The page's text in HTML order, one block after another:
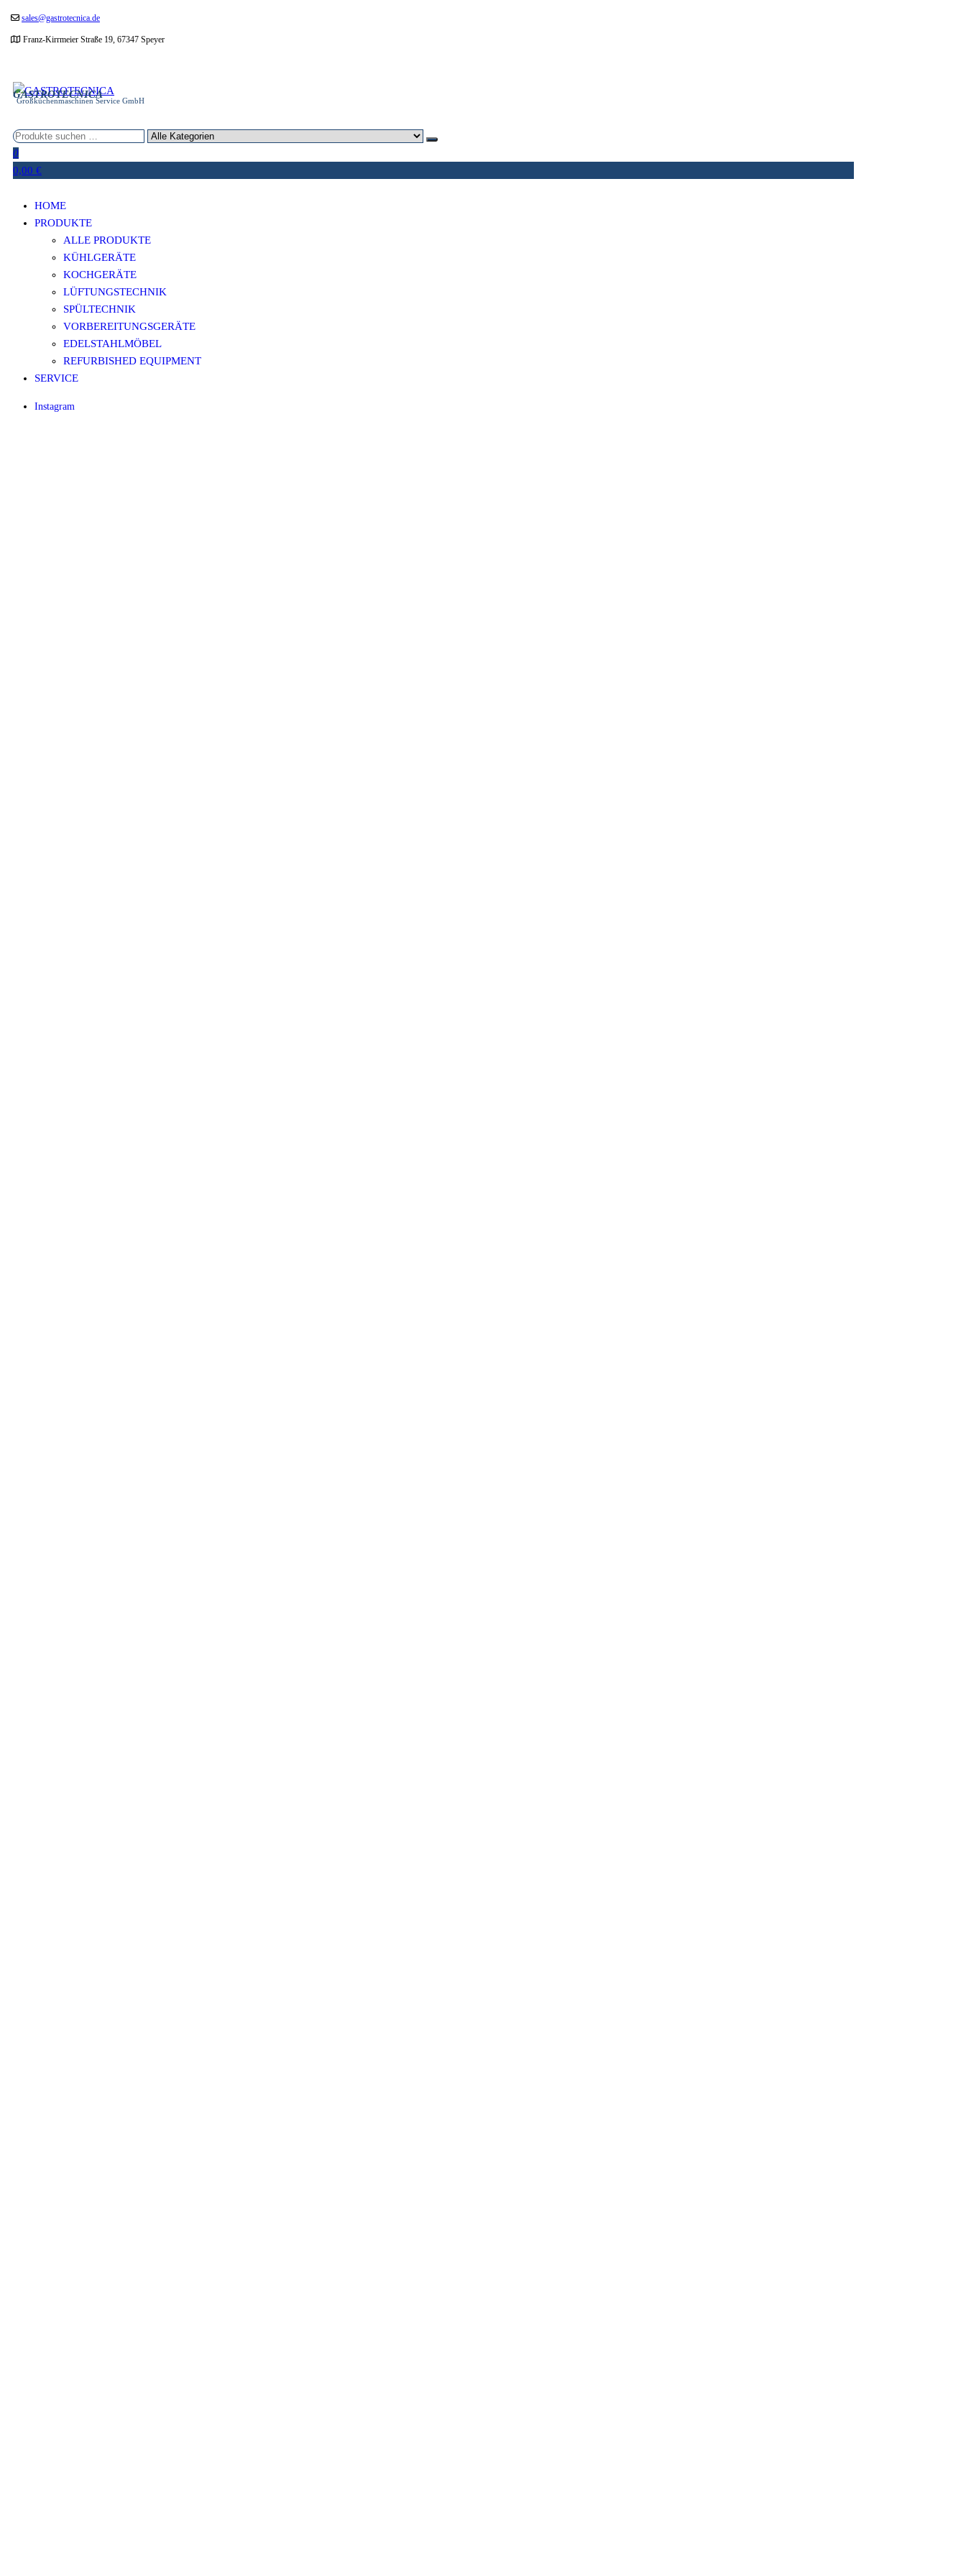
Zumsales@gastrotecnica.de
Franz-Kirrmeier Straße 19, 67347 Speyer
GASTROTECNICA
Großküchenmaschinen Service GmbH
0
0,00 €
HOME
PRODUKTE
ALLE PRODUKTE
KÜHLGERÄTE
KOCHGERÄTE
LÜFTUNGSTECHNIK
SPÜLTECHNIK
VORBEREITUNGSGERÄTE
EDELSTAHLMÖBEL
REFURBISHED EQUIPMENT
SERVICE
Instagram